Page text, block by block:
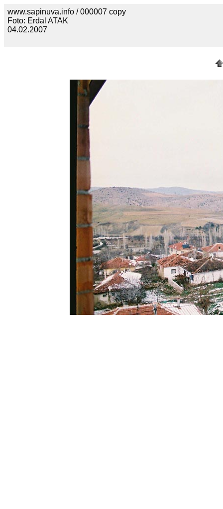
www.sapinuva.info / 000007 copy
Foto: Erdal ATAK
04.02.2007